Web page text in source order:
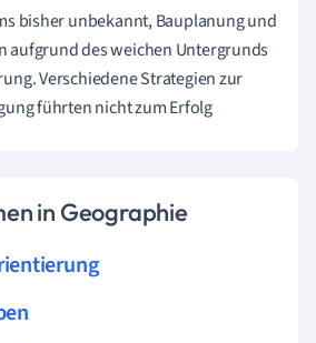
bisher unbekannt, Bauplanung und
aufgrund des weichen Untergrunds
Verschiedene Strategien zur
führten nicht zum Erfolg
in Geographie